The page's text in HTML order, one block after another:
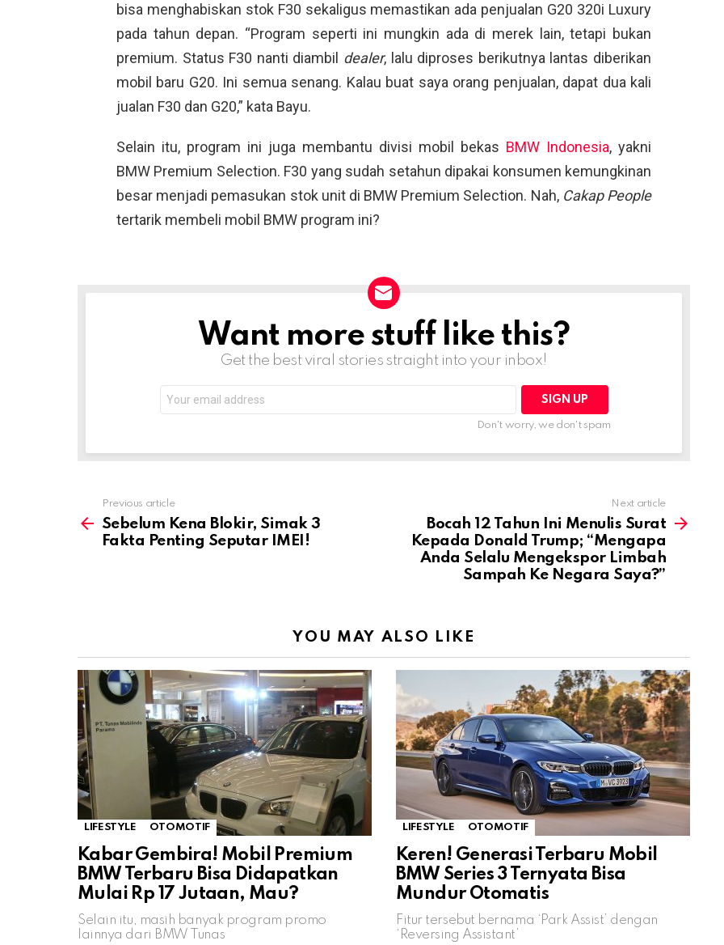
bisa menghabiskan stok F30 sekaligus memastikan ada penjualan G20 320i Luxury
pada tahun depan. “Program seperti ini mungkin ada di merek lain, tetapi bukan
premium. Status F30 nanti diambil dealer, lalu diproses berikutnya lantas diberikan
mobil baru G20. Ini semua senang. Kalau buat saya orang penjualan, dapat dua kali
jualan F30 dan G20,” kata Bayu.
Selain itu, program ini juga membantu divisi mobil bekas BMW Indonesia, yakni
BMW Premium Selection. F30 yang sudah setahun dipakai konsumen kemungkinan
besar menjadi pemasukan stok unit di BMW Premium Selection. Nah, Cakap People
tertarik membeli mobil BMW program ini?
NEWSLETTERWant more stuff like this?
Get the best viral stories straight into your inbox!
address:
Don't worry, we don't spam
more
Previous article
Sebelum Kena Blokir, Simak 3
Fakta Penting Seputar IMEI!
Next article
Bocah 12 Tahun Ini Menulis Surat
Kepada Donald Trump; “Mengapa
Anda Selalu Mengekspor Limbah
Sampah Ke Negara Saya?”
YOU MAY ALSO LIKE
LIFESTYLE OTOMOTIF
Kabar Gembira! Mobil Premium
BMW Terbaru Bisa Didapatkan
Mulai Rp 17 Jutaan, Mau?
Selain itu, masih banyak program promo
lainnya dari BMW Tunas
LIFESTYLE OTOMOTIF
Keren! Generasi Terbaru Mobil
BMW Series 3 Ternyata Bisa
Mundur Otomatis
Fitur tersebut bernama ‘Park Assist’ dengan
‘Reversing Assistant’